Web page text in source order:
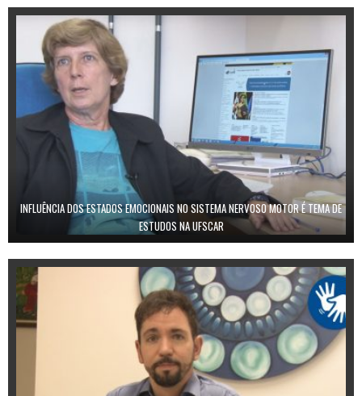
INFLUÊNCIA DOS ESTADOS EMOCIONAIS NO SISTEMA NERVOSO MOTOR É TEMA DE
ESTUDOS NA UFSCAR